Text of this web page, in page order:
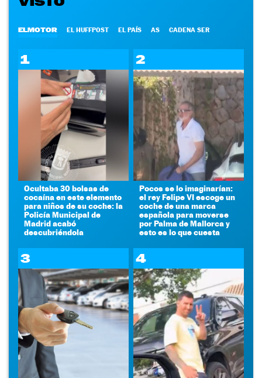
ELMOTOR EL HUFFPOST EL PAÍS AS CADENA SER
1
Ocultaba 30 bolsas de
cocaína en este elemento
para niños de su coche: la
Policía Municipal de
Madrid acabó
descubriéndola
2
Pocos se lo imaginarían:
el rey Felipe VI escoge un
coche de una marca
española para moverse
por Palma de Mallorca y
esto es lo que cuesta
3 4